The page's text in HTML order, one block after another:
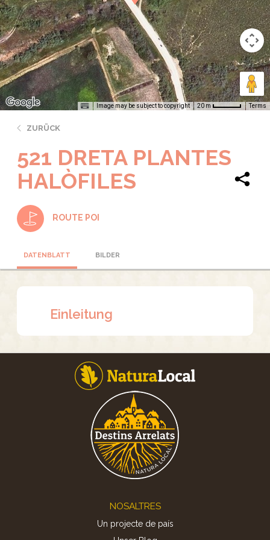
Image may be subject to copyright 20 m Terms
ZURÜCK
521 DRETA PLANTES
HALÒFILES
ROUTE POI
DATENBLATT BILDER
Einleitung
NOSALTRES
Un projecte de país